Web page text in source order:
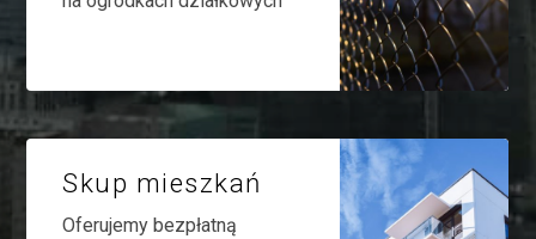
Skup mieszkań
Oferujemy bezpłatną